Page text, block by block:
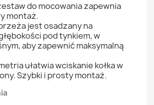
do mocowania zapewnia
montaż.
jest osadzany na
pod tynkiem, w
aby zapewnić maksymalną
ułatwia wciskanie kołka w
Szybki i prosty montaż.